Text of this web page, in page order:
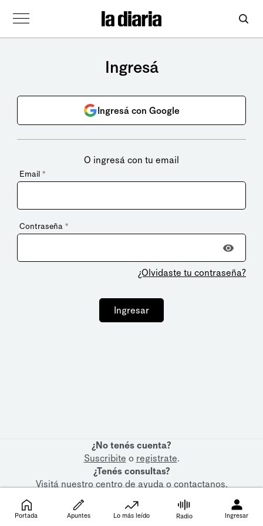
Ingresá
Ingresá con Google
O ingresá con tu email
Email *
Contraseña *
¿Olvidaste tu contraseña?
Ingresar
¿No tenés cuenta?
Suscribite o registrate.
¿Tenés consultas?
Visitá nuestrocentro de ayudaocontactanos.
Portada Apuntes Lo más leído Radio Ingresar